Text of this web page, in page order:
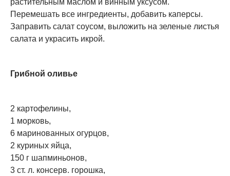
растительным маслом и винным уксусом.
Перемешать все ингредиенты, добавить каперсы.
Заправить салат соусом, выложить на зеленые листья
салата и украсить икрой.
Грибной оливье
2 картофелины,
1 морковь,
6 маринованных огурцов,
2 куриных яйца,
150 г шапминьонов,
3 ст. л. консерв. горошка,